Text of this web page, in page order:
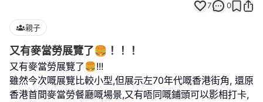
7 0
親子
又有麥當勞展覽了🍔！！！
又有麥當勞展覽了🍔!!!
雖然今次嘅展覽比較小型,但展示左70年代嘅香港街角, 還原
香港首間麥當勞餐廳嘅場景,又有唔同嘅鋪頭可以影相打卡,